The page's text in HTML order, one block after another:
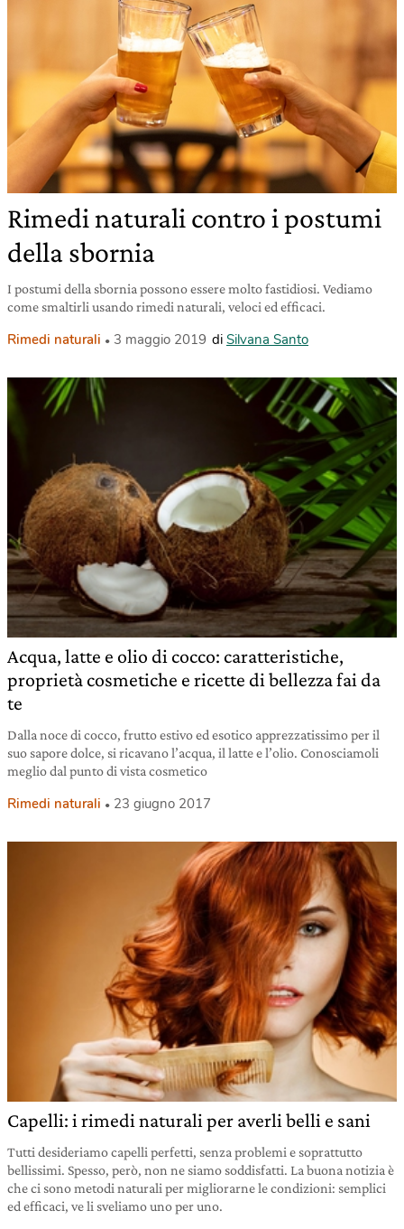
Rimedi naturali contro i postumi
della sbornia
I postumi della sbornia possono essere molto fastidiosi. Vediamo
come smaltirli usando rimedi naturali, veloci ed efficaci.
Rimedi naturali 3 maggio 2019 di Silvana Santo
Acqua, latte e olio di cocco: caratteristiche,
proprietà cosmetiche e ricette di bellezza fai da
te
Dalla noce di cocco, frutto estivo ed esotico apprezzatissimo per il
suo sapore dolce, si ricavano l’acqua, il latte e l’olio. Conosciamoli
meglio dal punto di vista cosmetico
Rimedi naturali 23 giugno 2017
Capelli: i rimedi naturali per averli belli e sani
Tutti desideriamo capelli perfetti, senza problemi e soprattutto
bellissimi. Spesso, però, non ne siamo soddisfatti. La buona notizia è
che ci sono metodi naturali per migliorarne le condizioni: semplici
ed efficaci, ve li sveliamo uno per uno.